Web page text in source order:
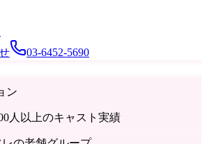
03-6452-5690
ン
人以上のキャスト実績